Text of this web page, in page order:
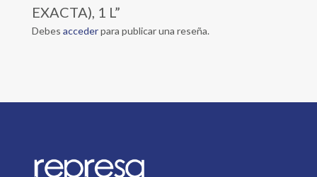
EXACTA), 1 L”
Debes accederpara publicar una reseña.